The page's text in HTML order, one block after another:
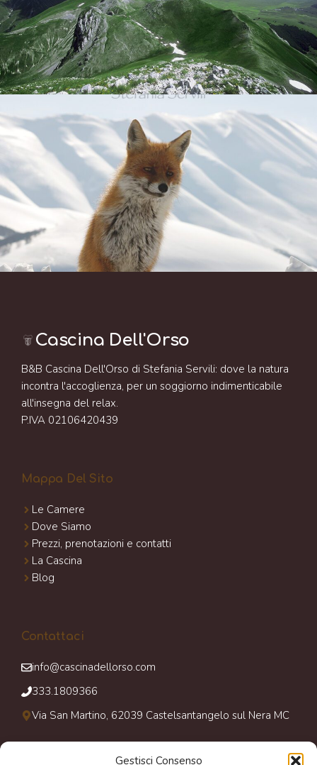
Gestisci Consenso
Cascina Dell'Orso
B&B Cascina Dell'Orso di Stefania Servili: dove la natura
incontra l'accoglienza, per un soggiorno indimenticabile
all'insegna del relax.
P.IVA 02106420439
Mappa Del Sito
Le Camere
Dove Siamo
Prezzi, prenotazioni e contatti
La Cascina
Blog
Contattaci
info@cascinadellorso.com
333.1809366
Via San Martino, 62039 Castelsantangelo sul Nera MC